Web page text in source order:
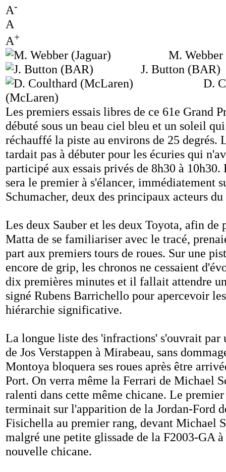
A-
A
A+
M. Webber
J. Button (BAR)
D.
(McLaren)
Les premiers essais libres de ce 61e Grand
débuté sous un beau ciel bleu et un soleil
réchauffé la piste au environs de 25 degrés.
tardait pas à débuter pour les écuries qui
participé aux essais privés de 8h30 à
sera le premier à s'élancer, immédiatement
Schumacher, deux des principaux acteurs
Les deux Sauber et les deux Toyota, afin de
Matta de se familiariser avec le tracé,
part aux premiers tours de roues. Sur une
encore de grip, les chronos ne cessaient
dix premières minutes et il fallait attendre
signé Rubens Barrichello pour apercevoir
hiérarchie significative.
La longue liste des 'infractions' s'ouvrait
de Jos Verstappen à Mirabeau, sans
Montoya bloquera ses roues après être
Port. On verra même la Ferrari de Michael
ralenti dans cette même chicane. Le
terminait sur l'apparition de la Jordan-Ford
Fisichella au premier rang, devant Michael
malgré une petite glissade de la F2003-GA
nouvelle chicane.